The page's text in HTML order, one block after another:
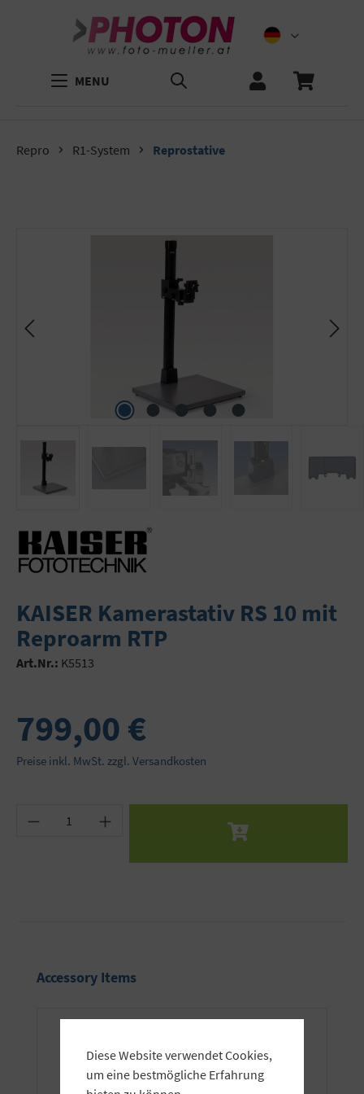
MENU
Repro R1-System Reprostative
KAISER Kamerastativ RS 10 mit
Reproarm RTP
Art.Nr.: K5513
799,00 €
Preise inkl. MwSt. zzgl. Versandkosten
Produkt Anzahl: Gib den gewünschten Wert
Produktgalerie überspringen
Accessory Items
Diese Website verwendet Cookies,
um eine bestmögliche Erfahrung